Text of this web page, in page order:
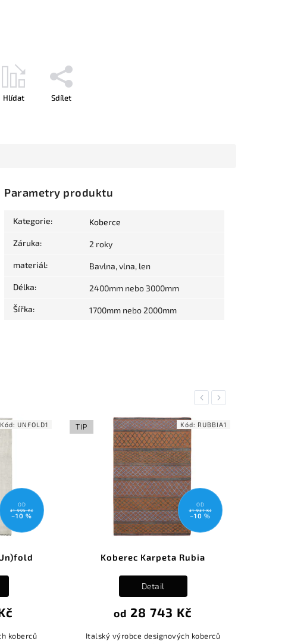
Hlídat Sdílet
Parametry produktu
Kategorie: Koberce
Záruka: 2 roky
materiál: Bavlna, vlna, len
Délka: 2400mm nebo 3000mm
Šířka: 1700mm nebo 2000mm
Previous
OD
31 905 Kč
–10 %
koberců
Kód: UNFOLD1 TIP
OD
31 937 Kč
–10 %
Koberec Karpeta Rubia
od 28 743 Kč
Detail
Italský výrobce designových koberců
Kód: RUBBIA1
Next